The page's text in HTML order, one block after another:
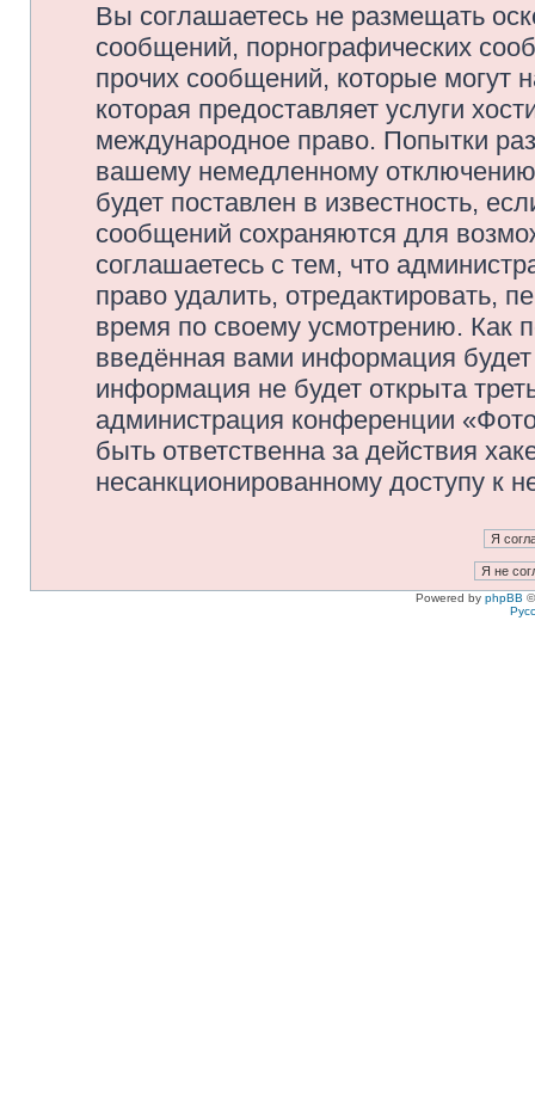
Вы соглашаетесь не размещать
сообщений, порнографических
прочих сообщений, которые могут
которая предоставляет услуги
международное право. Попытки
вашему немедленному
будет поставлен в известность,
сообщений сохраняются для
соглашаетесь с тем, что
право удалить, отредактировать,
время по своему усмотрению. Как
введённая вами информация
информация не будет открыта
администрация конференции
быть ответственна за действия
несанкционированному доступу к
Powered by phpBB